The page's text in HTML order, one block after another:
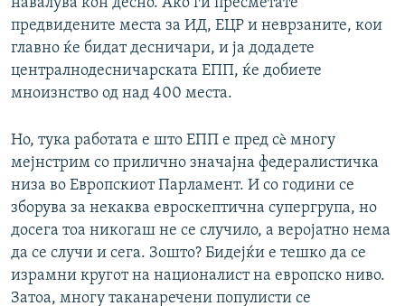
предвидените места за ИД, ЕЦР и неврзаните, кои
главно ќе бидат десничари, и ја додадете
централнодесничарската ЕПП, ќе добиете
мноизнство од над 400 места.
Но, тука работата е што ЕПП е пред сè многу
мејнстрим со прилично значајна федералистичка
низа во Европскиот Парламент. И со години се
зборува за некаква евроскептична супергрупа, но
досега тоа никогаш не се случило, а веројатно нема
да се случи и сега. Зошто? Бидејќи е тешко да се
израмни кругот на националист на европско ниво.
Затоа, многу таканаречени популисти се